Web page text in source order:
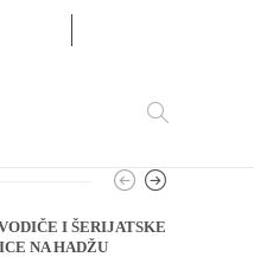
I ŠERIJATSKE
NA HADŽU